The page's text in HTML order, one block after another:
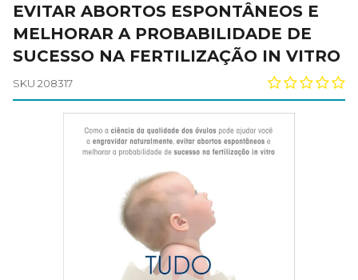
EVITAR ABORTOS ESPONTÂNEOS E
MELHORAR A PROBABILIDADE DE
SUCESSO NA FERTILIZAÇÃO IN VITRO
SKU 208317